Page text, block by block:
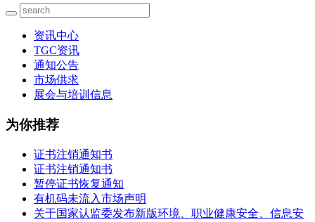
资讯中心
TGC资讯
通知公告
市场供求
展会与培训信息
为你推荐
证书注销通知书
证书注销通知书
暂停证书恢复通知
有机码未流入市场声明
关于国家认监委发布新版环境、职业健康安全、信息安